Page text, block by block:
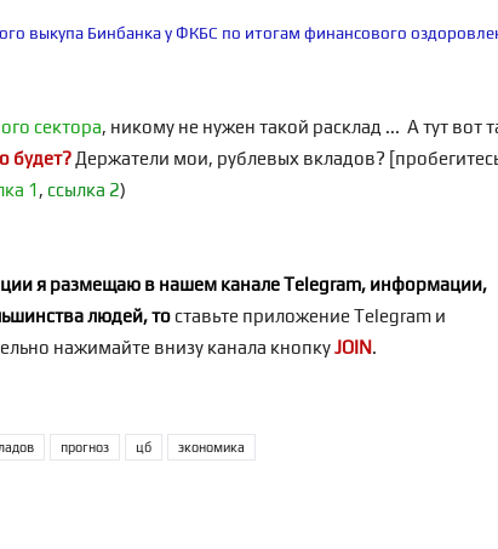
выкупа Бинбанка у ФКБС по итогам финансового
сектора, никому не нужен такой расклад ... А тут вот
будет? Держатели мои, рублевых вкладов?
1 , ссылка 2)
я размещаю в нашем канале Telegram, информации,
людей, то ставьте приложение Telegram и
нажимайте внизу канала кнопкуJOIN.
прогноз цб экономика